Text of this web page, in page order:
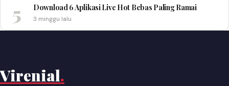
5 Download 6 Aplikasi Live Hot Bebas Paling Ramai
3 minggu lalu
Virenial.